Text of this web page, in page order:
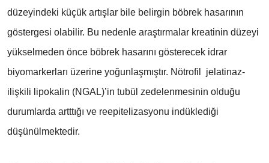
düzeyindeki küçük artışlar bile belirgin böbrek hasarının
göstergesi olabilir. Bu nedenle araştırmalar kreatinin düzeyi
yükselmeden önce böbrek hasarını gösterecek idrar
biyomarkerları üzerine yoğunlaşmıştır. Nötrofil jelatinaz-
ilişkili lipokalin (NGAL)’in tubül zedelenmesinin olduğu
durumlarda artttığı ve reepitelizasyonu indüklediği
düşünülmektedir.